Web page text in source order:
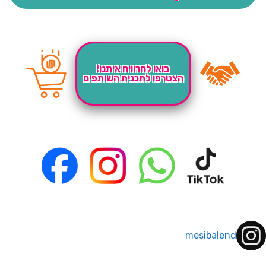
בואו להרוויח איתנו!
הצטרפו לתכנית השותפים
mesibalend